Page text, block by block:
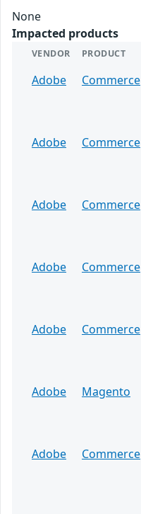
None
Impacted products
VENDOR PRODUCT
Adobe Commerce
Adobe
Commerce
Adobe
Commerce
Adobe
Commerce
Adobe
Commerce
Adobe
Magento
Adobe
Commerce